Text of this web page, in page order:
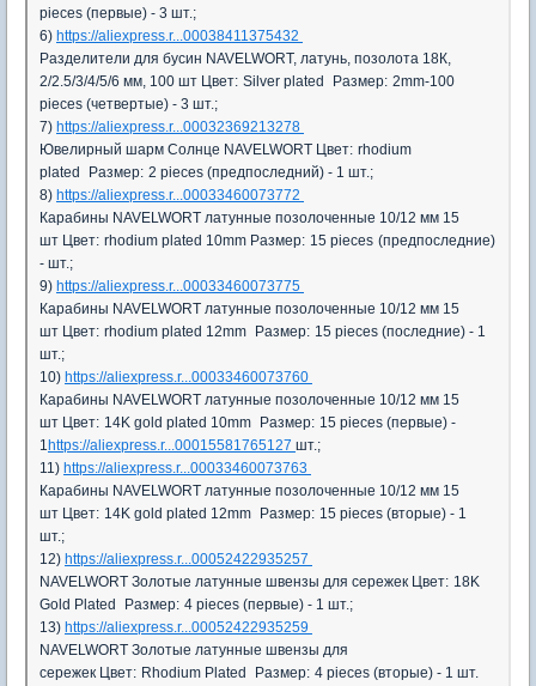
pieces (первые) - 3 шт.;
6) https://aliexpress.r...00038411375432
Разделители для бусин NAVELWORT, латунь, позолота 18К,
2/2.5/3/4/5/6 мм, 100 шт Цвет: Silver plated Размер: 2mm-100
pieces (четвертые) - 3 шт.;
7) https://aliexpress.r...00032369213278
Ювелирный шарм Солнце NAVELWORT Цвет: rhodium
plated
Размер: 2 pieces (предпоследний) - 1 шт.;
8) https://aliexpress.r...00033460073772
Карабины NAVELWORT латунные позолоченные 10/12 мм 15
шт Цвет: rhodium plated 10mm Размер: 15 pieces (предпоследние)
- шт.;
9) https://aliexpress.r...00033460073775
Карабины NAVELWORT латунные позолоченные 10/12 мм 15
шт Цвет: rhodium plated 12mm Размер: 15 pieces (последние) - 1
шт.;
10) https://aliexpress.r...00033460073760
Карабины NAVELWORT латунные позолоченные 10/12 мм 15
шт Цвет: 14K gold plated 10mm Размер: 15 pieces (первые) -
1 https://aliexpress.r...00015581765127 шт.;
11) https://aliexpress.r...00033460073763
Карабины NAVELWORT латунные позолоченные 10/12 мм 15
шт Цвет: 14K gold plated 12mm Размер: 15 pieces (вторые) - 1
шт.;
12) https://aliexpress.r...00052422935257
NAVELWORT Золотые латунные швензы для сережек Цвет: 18K
Gold Plated
Размер: 4 pieces (первые) - 1 шт.;
13) https://aliexpress.r...00052422935259
NAVELWORT Золотые латунные швензы для
сережек Цвет: Rhodium Plated Размер: 4 pieces (вторые) - 1 шт.